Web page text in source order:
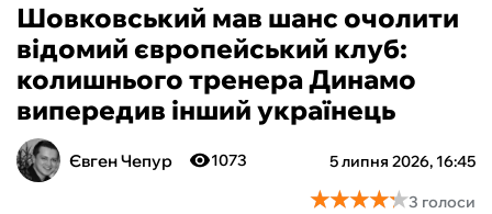
БОКС
ХОКЕЙ
ТЕНІС
Шовковський мав шанс очолити
відомий європейський клуб:
колишнього тренера Динамо
випередив інший українець
Євген Чепур 5 липня 2026, 16:45
1073
★★★★★
★★★★★3 голоси